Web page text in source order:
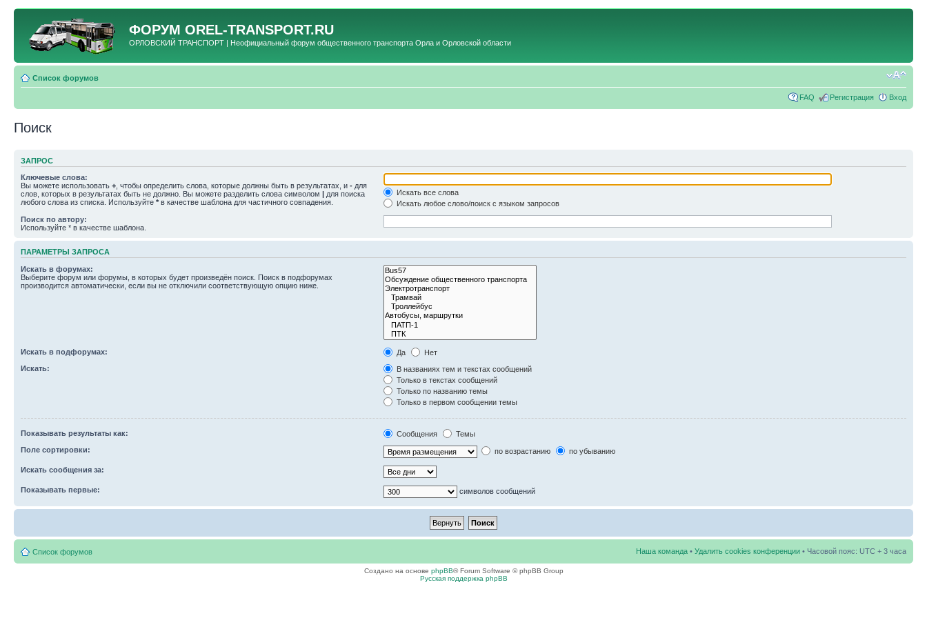
ФОРУМ OREL-TRANSPORT.RU
ОРЛОВСКИЙ ТРАНСПОРТ | Неофициальный форум общественного транспорта Орла и Орловской области
Список форумов
FAQ Регистрация Вход
Поиск
ЗАПРОС
Ключевые слова:
Вы можете использовать + , чтобы определить слова, которые должны быть в результатах, и - для
слов, которых в результатах быть не должно. Вы можете разделить слова символом | для поиска
любого слова из списка. Используйте * в качестве шаблона для частичного совпадения.
Искать все слова
Искать любое слово/поиск с языком запросов
Поиск по автору:
Используйте * в качестве шаблона.
ПАРАМЕТРЫ ЗАПРОСА
Искать в форумах:
Выберите форум или форумы, в которых будет произведён поиск. Поиск в подфорумах
производится автоматически, если вы не отключили соответствующую опцию ниже.
Искать в подфорумах: Да
Нет
Искать:
В названиях тем и текстах сообщений
Только в текстах сообщений
Только по названию темы
Только в первом сообщении темы
Показывать результаты как: Сообщения
Темы
Поле сортировки:
по возрастанию по убыванию
Искать сообщения за:
Показывать первые: символов сообщений
Список форумов Наша команда • Удалить cookies конференции • Часовой пояс: UTC + 3 часа
Создано на основе phpBB® Forum Software © phpBB Group
Русская поддержка phpBB